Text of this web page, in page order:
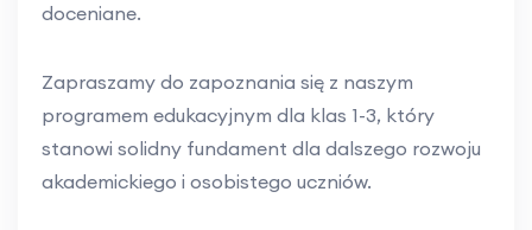
doceniane.
Zapraszamy do zapoznania się z naszym
programem edukacyjnym dla klas 1-3, który
stanowi solidny fundament dla dalszego rozwoju
akademickiego i osobistego uczniów.